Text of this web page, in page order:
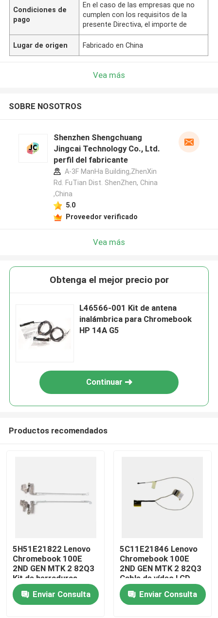
Hogar
Productos
Condiciones de
pago
En el caso de las empresas que no
cumplen con los requisitos de la
presente Directiva, el importe de
Lugar de origen Fabricado en China
Vea más
SOBRE NOSOTROS
Shenzhen Shengchuang
Jingcai Technology Co., Ltd.
perfil del fabricante
A-3F ManHa Building,ZhenXin
Rd. FuTian Dist. ShenZhen, China
,China
5.0
Proveedor verificado
Vea más
Obtenga el mejor precio por
L46566-001 Kit de antena
inalámbrica para Chromebook
HP 14A G5
Continuar
Productos recomendados
5H51E21822 Lenovo
Chromebook 100E
2ND GEN MTK 2 82Q3
Kit de herraduras
Enviar Consulta
5C11E21846 Lenovo
Chromebook 100E
2ND GEN MTK 2 82Q3
Cable de vídeo LCD
Enviar Consulta